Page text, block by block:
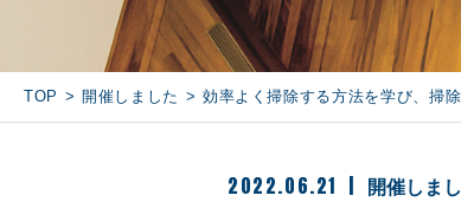
TOP 開催しました 効率よく掃除する方法を学び、掃
2022.06.21 開催しま